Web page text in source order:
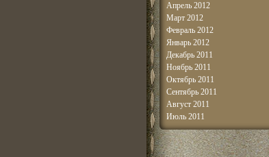
Апрель 2012
Март 2012
Февраль 2012
Январь 2012
Декабрь 2011
Ноябрь 2011
Октябрь 2011
Сентябрь 2011
Август 2011
Июль 2011